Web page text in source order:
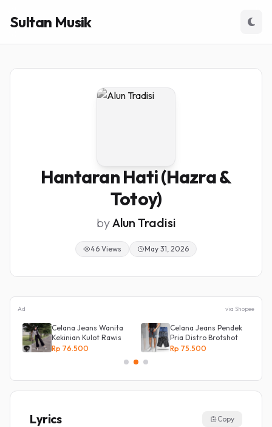
Sultan Musik
Hantaran Hati (Hazra &
Totoy)
byAlun Tradisi
46 Views May 31, 2026
Ad via Shopee
Celana Jeans Wanita
Kekinian Kulot Rawis
Rp 76.500
Celana Jeans Pendek
Pria Distro Brotshot
Rp 75.500
Lyrics Copy